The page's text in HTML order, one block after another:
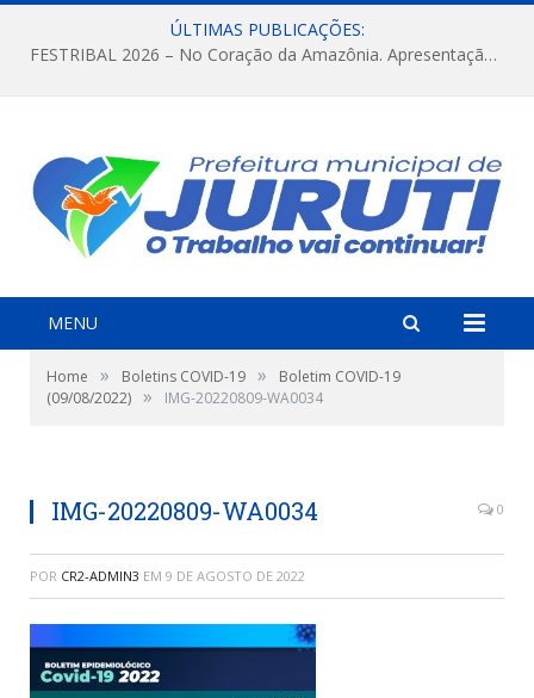
ÚLTIMAS PUBLICAÇÕES:
FESTRIBAL 2026 – No Coração da Amazônia. Apresentação da Munduruku.
MENU
Home » Boletins COVID-19 »
Boletim COVID-19
(09/08/2022) » IMG-20220809-WA0034
IMG-20220809-WA0034 0
POR CR2-ADMIN3 EM 9 DE AGOSTO DE 2022